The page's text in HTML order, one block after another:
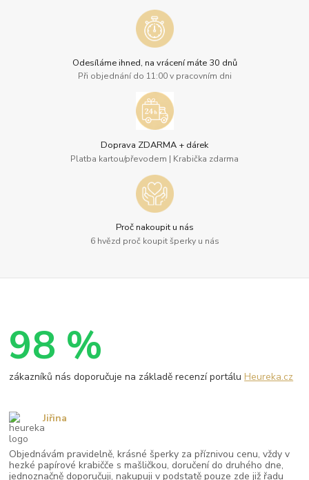
Odesíláme ihned, na vrácení máte 30 dnů
Při objednání do 11:00 v pracovním dni
Doprava ZDARMA + dárek
Platba kartou/převodem | Krabička zdarma
Proč nakoupit u nás
6 hvězd proč koupit šperky u nás
98 %
zákazníků nás doporučuje na základě recenzí portáluHeureka.cz
Objednávám pravidelně, krásné šperky za příznivou cenu, vždy v
hezké papírové krabičče s mašličkou, doručení do druhého dne,
jednoznačně doporučuji, nakupuji v podstatě pouze zde již řadu
Jiřina